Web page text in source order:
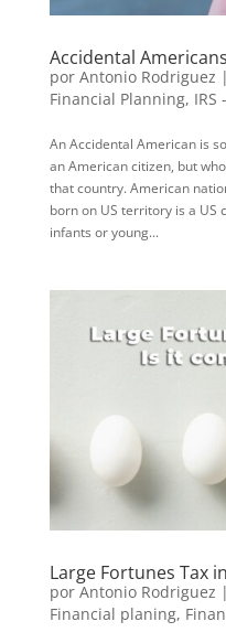
Accidental
por Antonio Rodriguez |
Financial Planning, IRS
An Accidental American is
an American citizen, but
that country. American
born on US territory is a US
infants or young...
Large Fortunes Tax
por Antonio Rodriguez |
Financial planing,